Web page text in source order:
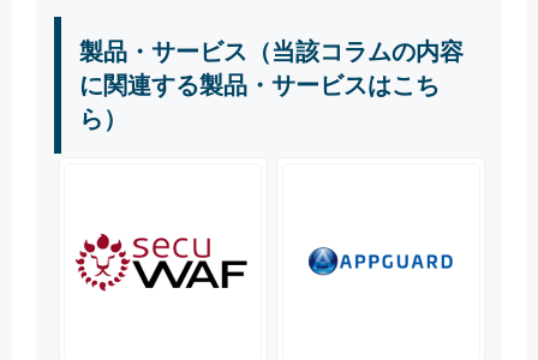
製品・サービス（当該コラムの内容
に関連する製品・サービスはこち
ら）